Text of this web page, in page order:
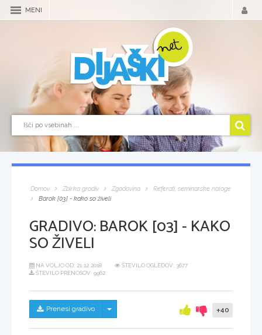
MENI
Domov Zbirka gradiv Zgodovina
Referati, seminarske naloge
Barok [03] - kako so živeli
GRADIVO:BAROK [03] - KAKO
SO ŽIVELI
NA VOLJO OD: 21.12.2018
ŠTEVILO OGLEDOV: 3677
ŠTEVILO PRENOSOV: 9962
Prenesi gradivo Skrij/prikaži meni +40